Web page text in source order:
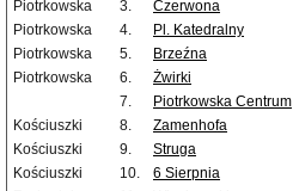
Piotrkowska
3. Czerwona
Piotrkowska
4. Pl. Katedralny
Piotrkowska
5. Brzeźna
Piotrkowska
6. Żwirki
7.
Piotrkowska Centrum
Kościuszki
8. Zamenhofa
Kościuszki
9. Struga
Kościuszki
10. 6 Sierpnia